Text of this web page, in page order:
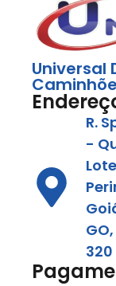
Universal
R.
-
320